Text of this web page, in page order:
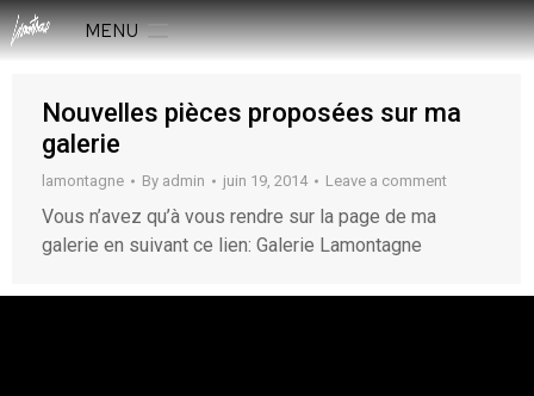
MENU
Nouvelles pièces proposées sur ma
galerie
lamontagne By admin juin 19, 2014 Leave a comment
Vous n’avez qu’à vous rendre sur la page de ma
galerie en suivant ce lien: Galerie Lamontagne